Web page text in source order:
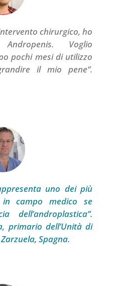
chirurgico, ho
Voglio
pochi mesi di utilizzo
il mio pene”.
uno dei più
campo medico se
dell’androplastica”.
primario dell’Unità di
Spagna.